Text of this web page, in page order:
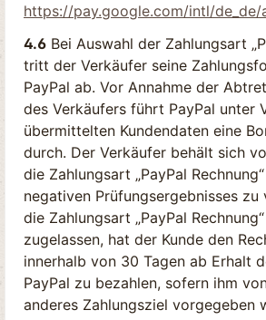
https://pay.google.com/intl/de_de/
4.6 Bei Auswahl der Zahlungsart
tritt der Verkäufer seine
PayPal ab. Vor Annahme der
des Verkäufers führt PayPal unter
übermittelten Kundendaten eine
durch. Der Verkäufer behält sich
die Zahlungsart „PayPal
negativen Prüfungsergebnisses zu
die Zahlungsart „PayPal
zugelassen, hat der Kunde den
innerhalb von 30 Tagen ab Erhalt
PayPal zu bezahlen, sofern ihm
anderes Zahlungsziel vorgegeben